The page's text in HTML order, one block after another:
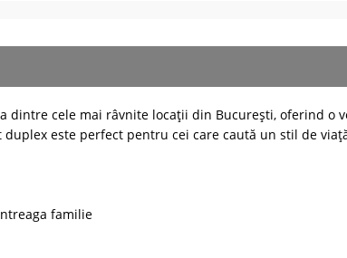
dintre cele mai râvnite locații din București, oferind
este perfect pentru cei care caută un stil de
familie